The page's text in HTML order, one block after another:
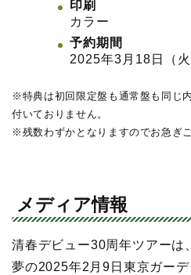
印刷
カラー
予約期間
2025年3月18日（
※特典は初回限定盤も通常盤も同じ
付いておりません。
※残数わずかとなりますのでお急ぎ
メディア情報
清春デビュー30周年ツアーは
夢の2025年2月9日東京ガー